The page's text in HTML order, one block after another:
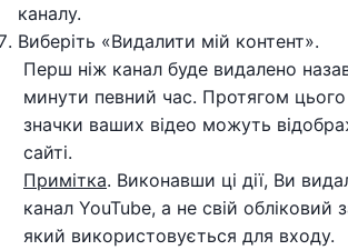
каналу.
Виберіть «Видалити мій контент».
Перш ніж канал буде видалено
минути певний час. Протягом цього
значки ваших відео можуть
сайті.
Примітка. Виконавши ці дії, Ви
канал YouTube, а не свій обліковий
який використовується для входу.